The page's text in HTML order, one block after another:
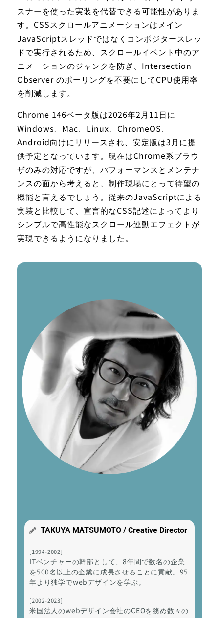
スナーを使った実装を代替できる可能性がありま
す。CSSスクロールアニメーションはメイン
JavaScriptスレッドではなくコンポジタースレッ
ドで実行されるため、スクロールイベント中のア
ニメーションのジャンクを防ぎ、Intersection
Observer のポーリングを不要にしてCPU使用率
を削減します。
Chrome 146ベータ版は2026年2月11日に
Windows、Mac、Linux、ChromeOS、
Android向けにリリースされ、安定版は3月に提
供予定となっています。現在はChrome系ブラウ
ザのみの対応ですが、パフォーマンスとメンテナ
ンスの面から考えると、制作現場にとって待望の
機能と言えるでしょう。従来のJavaScriptによる
実装と比較して、宣言的なCSS記述によってより
シンプルで高性能なスクロール連動エフェクトが
実現できるようになりました。
TAKUYA MATSUMOTO / Creative Director
[1994-2002]
ITベンチャーの幹部として、8年間で数名の企業
を500名以上の企業に成長させることに貢献。95
年より独学でwebデザインを学ぶ。
[2002-2023]
米国法人のwebデザイン会社のCEOを務め数々の